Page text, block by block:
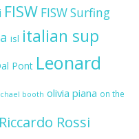
FISW FISW Surfing
isl italian sup
Pont Leonard
booth olivia piana on the
Riccardo Rossi